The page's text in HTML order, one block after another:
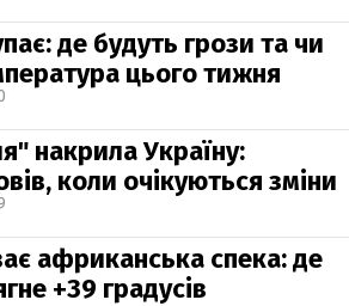
де будуть грози та чи
цього тижня
накрила Україну:
коли очікуються зміни
африканська спека: де
+39 градусів